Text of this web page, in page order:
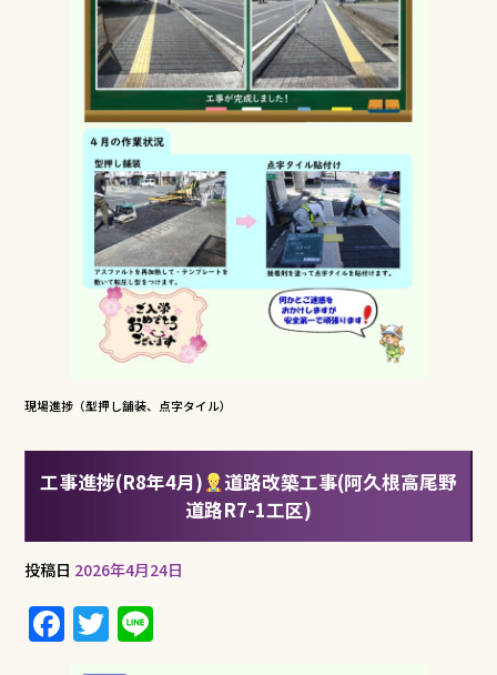
現場進捗（型押し舗装、点字タイル）
工事進捗(R8年4月)
道路改築工事(阿久根高尾野
道路R7-1工区)
投稿日 2026年4月24日
F
a
T
w